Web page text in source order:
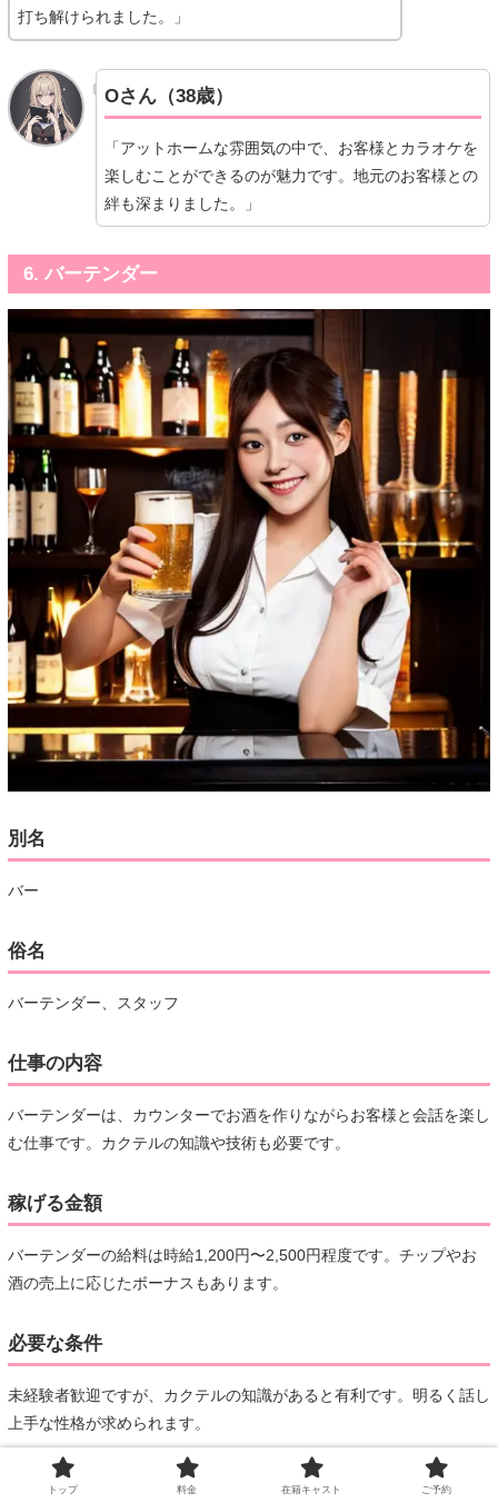
打ち解けられました。」
Oさん（38歳）
「アットホームな雰囲気の中で、お客様とカラオケを
楽しむことができるのが魅力です。地元のお客様との
絆も深まりました。」
6. バーテンダー
別名
バー
俗名
バーテンダー、スタッフ
仕事の内容
バーテンダーは、カウンターでお酒を作りながらお客様と会話を楽し
む仕事です。カクテルの知識や技術も必要です。
稼げる金額
バーテンダーの給料は時給1,200円〜2,500円程度です。チップやお
酒の売上に応じたボーナスもあります。
必要な条件
未経験者歓迎ですが、カクテルの知識があると有利です。明るく話し
上手な性格が求められます。
募集年齢
トップ 料金 在籍キャスト ご予約